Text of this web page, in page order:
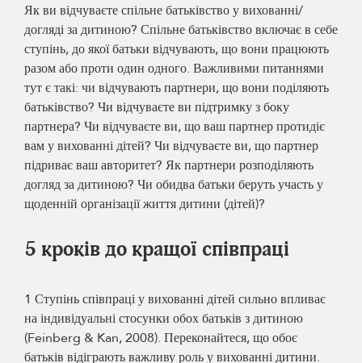
Як ви відчуваєте спільне батьківство у вихованні/
догляді за дитиною? Спільне батьківство включає в себе
ступінь, до якої батьки відчувають, що вони працюють
разом або проти один одного. Важливими питаннями
тут є такі: чи відчувають партнери, що вони поділяють
батьківство? Чи відчуваєте ви підтримку з боку
партнера? Чи відчуваєте ви, що ваш партнер протидіє
вам у вихованні дітей? Чи відчуваєте ви, що партнер
підриває ваш авторитет? Як партнери розподіляють
догляд за дитиною? Чи обидва батьки беруть участь у
щоденній організації життя дитини (дітей)?
5 кроків до кращої співпраці
1 Ступінь співпраці у вихованні дітей сильно впливає
на індивідуальні стосунки обох батьків з дитиною
(Feinberg & Kan, 2008). Переконайтеся, що обоє
батьків відіграють важливу роль у вихованні дитини.